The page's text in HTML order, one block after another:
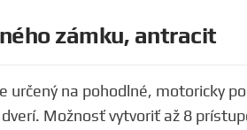
zámku, antracit
určený na pohodlné, motoricky
Možnosť vytvoriť až 8